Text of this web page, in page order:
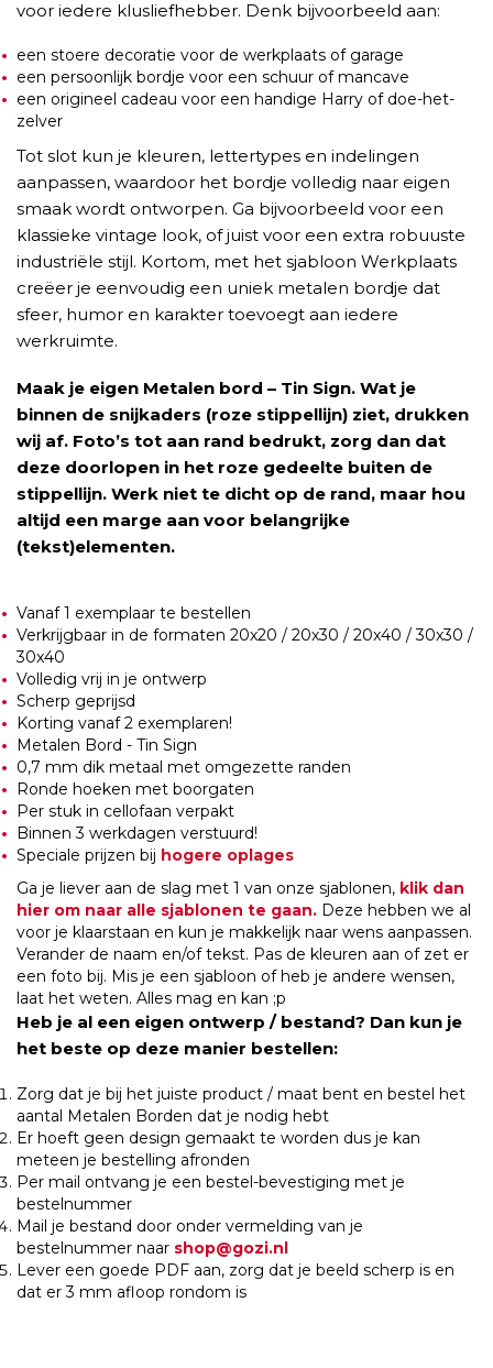
voor iedere klusliefhebber. Denk bijvoorbeeld aan:
een stoere decoratie voor de werkplaats of garage
een persoonlijk bordje voor een schuur of mancave
een origineel cadeau voor een handige Harry of doe-het-
zelver
Tot slot kun je kleuren, lettertypes en indelingen
aanpassen, waardoor het bordje volledig naar eigen
smaak wordt ontworpen. Ga bijvoorbeeld voor een
klassieke vintage look, of juist voor een extra robuuste
industriële stijl. Kortom, met het sjabloon Werkplaats
creëer je eenvoudig een uniek metalen bordje dat
sfeer, humor en karakter toevoegt aan iedere
werkruimte.
Maak je eigen Metalen bord – Tin Sign. Wat je
binnen de snijkaders (roze stippellijn) ziet, drukken
wij af. Foto’s tot aan rand bedrukt, zorg dan dat
deze doorlopen in het roze gedeelte buiten de
stippellijn. Werk niet te dicht op de rand, maar hou
altijd een marge aan voor belangrijke
(tekst)elementen.
Vanaf 1 exemplaar te bestellen
Verkrijgbaar in de formaten 20x20 / 20x30 / 20x40 / 30x30 /
30x40
Volledig vrij in je ontwerp
Scherp geprijsd
Korting vanaf 2 exemplaren!
Metalen Bord - Tin Sign
0,7 mm dik metaal met omgezette randen
Ronde hoeken met boorgaten
Per stuk in cellofaan verpakt
Binnen 3 werkdagen verstuurd!
Speciale prijzen bij hogere oplages
Ga je liever aan de slag met 1 van onze sjablonen, klik dan
hier om naar alle sjablonen te gaan. Deze hebben we al
voor je klaarstaan en kun je makkelijk naar wens aanpassen.
Verander de naam en/of tekst. Pas de kleuren aan of zet er
een foto bij. Mis je een sjabloon of heb je andere wensen,
laat het weten. Alles mag en kan ;p
Heb je al een eigen ontwerp / bestand? Dan kun je
het beste op deze manier bestellen:
Zorg dat je bij het juiste product / maat bent en bestel het
aantal Metalen Borden dat je nodig hebt
Er hoeft geen design gemaakt te worden dus je kan
meteen je bestelling afronden
Per mail ontvang je een bestel-bevestiging met je
bestelnummer
Mail je bestand door onder vermelding van je
bestelnummer naar shop@gozi.nl
Lever een goede PDF aan, zorg dat je beeld scherp is en
dat er 3 mm afloop rondom is